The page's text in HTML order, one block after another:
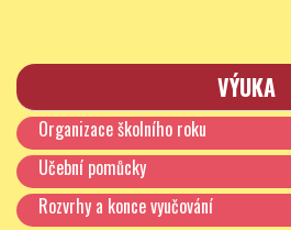
VÝUKA
Organizace školního roku
Učební pomůcky
Rozvrhy a konce vyučování